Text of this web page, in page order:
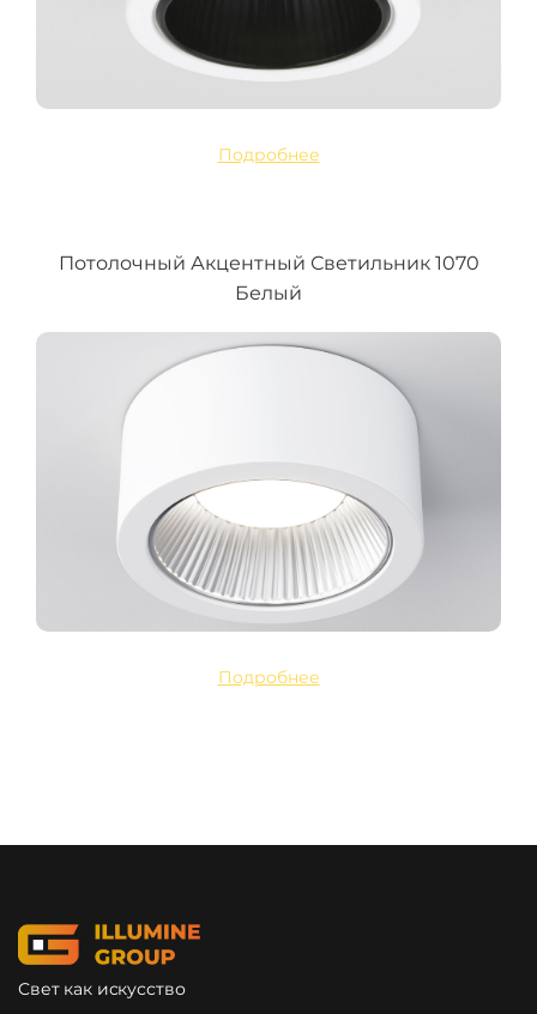
Подробнее
Потолочный Акцентный Светильник 1070
Белый
Подробнее
Свет как искусство